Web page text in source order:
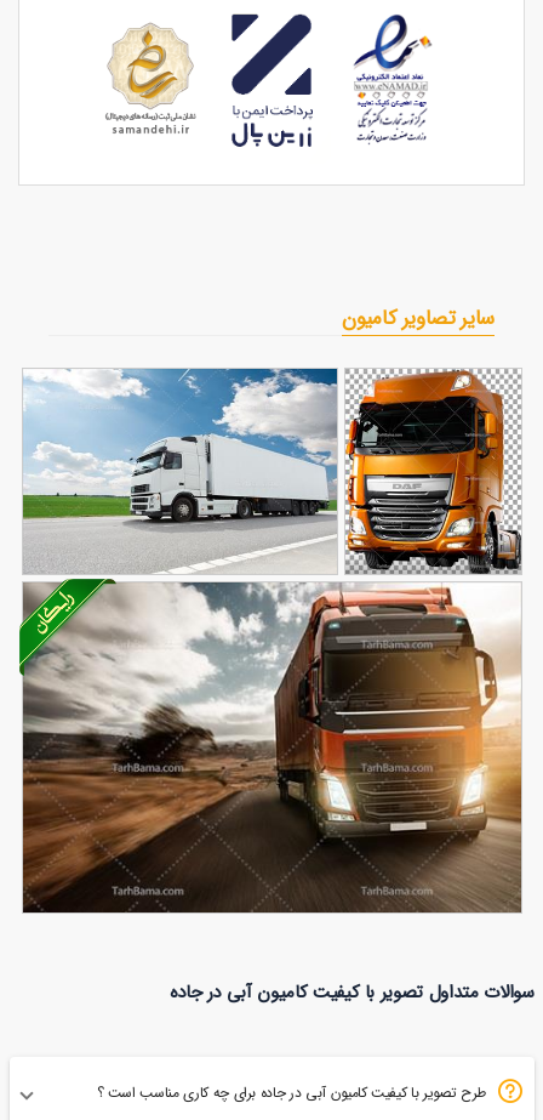
سایر تصاویر کامیون
تصویر با کیفیت
کامیون داف
نارنجی بدون
بکگراند
306
تصویر با کیفیت کامیون سفید در
جاده
244
67
سوالات متداول تصویر با کیفیت کامیون آبی در جاده
طرح تصویر با کیفیت کامیون آبی در جاده برای چه کاری مناسب است ؟